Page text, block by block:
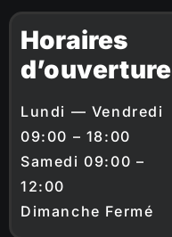
Horaires
d’ouverture
Lundi — Vendredi
09:00 – 18:00
Samedi 09:00 –
12:00
Dimanche Fermé